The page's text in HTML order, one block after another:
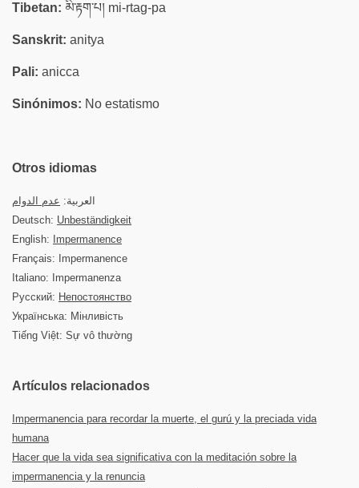
Tibetan: མི་རྟག་པ། mi-rtag-pa
Sanskrit: anitya
Pali: anicca
Sinónimos: No estatismo
Otros idiomas
العربية: عدم الدوام
Deutsch: Unbeständigkeit
English:
Impermanence
Français: Impermanence
Italiano: Impermanenza
Русский: Непостоянство
Українська: Мінливість
Tiếng Việt: Sự vô thường
Artículos relacionados
Impermanencia para recordar la muerte, el gurú y la preciada vida
humana
Hacer que la vida sea significativa con la meditación sobre la
impermanencia y la renuncia